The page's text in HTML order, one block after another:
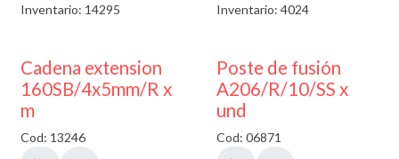
Inventario: 14295 Inventario: 4024
Cadena extension
160SB/4x5mm/R x
m
Cod: 13246
Poste de fusión
A206/R/10/SS x
und
Cod: 06871